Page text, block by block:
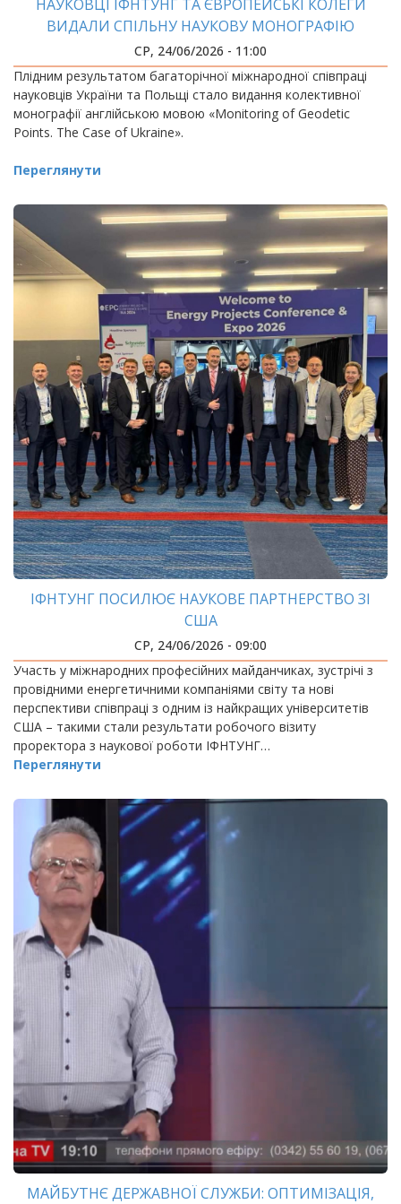
НАУКОВЦІ ІФНТУНГ ТА ЄВРОПЕЙСЬКІ КОЛЕГИ
ВИДАЛИ СПІЛЬНУ НАУКОВУ МОНОГРАФІЮ
СР, 24/06/2026 - 11:00
Плідним результатом багаторічної міжнародної співпраці
науковців України та Польщі стало видання колективної
монографії англійською мовою «Monitoring of Geodetic
Points. The Case of Ukraine».
Переглянути
ІФНТУНГ ПОСИЛЮЄ НАУКОВЕ ПАРТНЕРСТВО ЗІ
США
СР, 24/06/2026 - 09:00
Участь у міжнародних професійних майданчиках, зустрічі з
провідними енергетичними компаніями світу та нові
перспективи співпраці з одним із найкращих університетів
США – такими стали результати робочого візиту
проректора з наукової роботи ІФНТУНГ…
Переглянути
МАЙБУТНЄ ДЕРЖАВНОЇ СЛУЖБИ: ОПТИМІЗАЦІЯ,